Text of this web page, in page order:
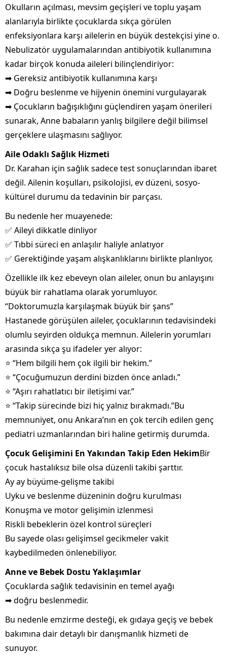
Okulların açılması, mevsim geçişleri ve toplu yaşam
alanlarıyla birlikte çocuklarda sıkça görülen
enfeksiyonlara karşı ailelerin en büyük destekçisi yine o.
Nebulizatör uygulamalarından antibiyotik kullanımına
kadar birçok konuda aileleri bilinçlendiriyor:
➡ Gereksiz antibiyotik kullanımına karşı
➡ Doğru beslenme ve hijyenin önemini vurgulayarak
➡ Çocukların bağışıklığını güçlendiren yaşam önerileri
sunarak, Anne babaların yanlış bilgilere değil bilimsel
gerçeklere ulaşmasını sağlıyor.
Aile Odaklı Sağlık Hizmeti
Dr. Karahan için sağlık sadece test sonuçlarından ibaret
değil. Ailenin koşulları, psikolojisi, ev düzeni, sosyo-
kültürel durumu da tedavinin bir parçası.
Bu nedenle her muayenede:
✅ Aileyi dikkatle dinliyor
✅ Tıbbi süreci en anlaşılır haliyle anlatıyor
✅ Gerektiğinde yaşam alışkanlıklarını birlikte planlıyor,
Özellikle ilk kez ebeveyn olan aileler, onun bu anlayışını
büyük bir rahatlama olarak yorumluyor.
“Doktorumuzla karşılaşmak büyük bir şans”
Hastanede görüşülen aileler, çocuklarının tedavisindeki
olumlu seyirden oldukça memnun. Ailelerin yorumları
arasında sıkça şu ifadeler yer alıyor:
⭐ “Hem bilgili hem çok ilgili bir hekim.”
⭐ “Çocuğumuzun derdini bizden önce anladı.”
⭐ “Aşırı rahatlatıcı bir iletişimi var.”
⭐ “Takip sürecinde bizi hiç yalnız bırakmadı.”Bu
memnuniyet, onu Ankara’nın en çok tercih edilen genç
pediatri uzmanlarından biri haline getirmiş durumda.
Çocuk Gelişimini En Yakından Takip Eden HekimBir
çocuk hastalıksız bile olsa düzenli takibi şarttır.
Ay ay büyüme-gelişme takibi
Uyku ve beslenme düzeninin doğru kurulması
Konuşma ve motor gelişimin izlenmesi
Riskli bebeklerin özel kontrol süreçleri
Bu sayede olası gelişimsel gecikmeler vakit
kaybedilmeden önlenebiliyor.
Anne ve Bebek Dostu Yaklaşımlar
Çocuklarda sağlık tedavisinin en temel ayağı
➡ doğru beslenmedir.
Bu nedenle emzirme desteği, ek gıdaya geçiş ve bebek
bakımına dair detaylı bir danışmanlık hizmeti de
sunuyor.